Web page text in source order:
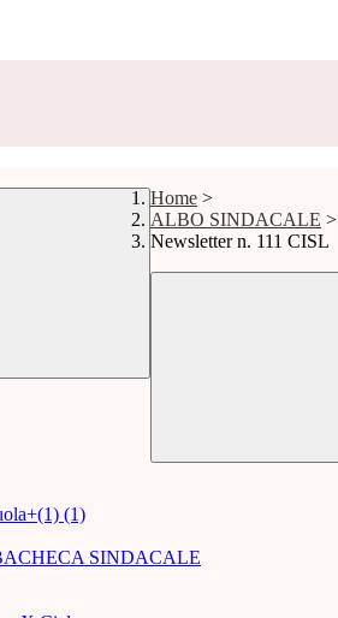
Home >
ALBO SINDACALE >
Newsletter n. 111 CISL
(1)
SINDACALE